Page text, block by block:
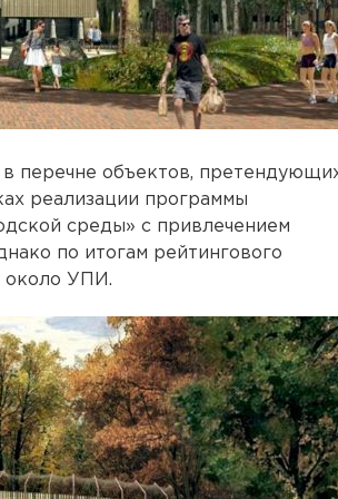
перечне объектов,
реализации программы
среды» с привлечением
по итогам рейтингового
около УПИ.